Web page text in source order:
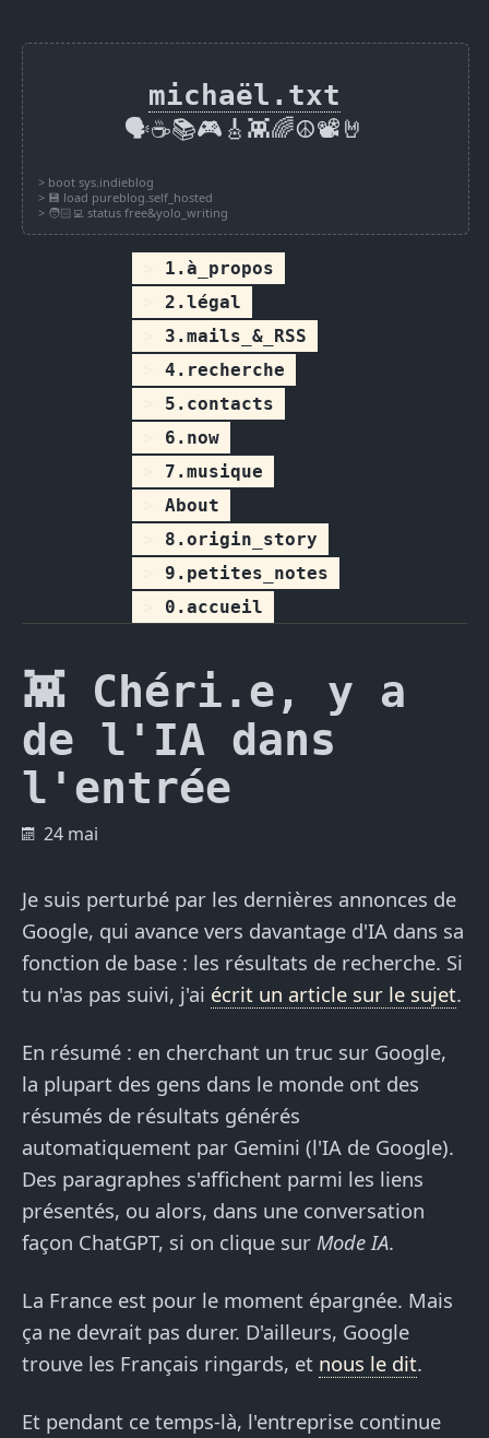
michaël.txt
🗣️☕📚🎮🎸👾🌈☮️📽️🤘
1.à_propos
2.légal
3.mails_&_RSS
4.recherche
5.contacts
6.now
7.musique
About
8.origin_story
9.petites_notes
0.accueil
👾 Chéri.e, y a
de l'IA dans
l'entrée
24 mai
Je suis perturbé par les dernières annonces de
Google, qui avance vers davantage d'IA dans sa
fonction de base : les résultats de recherche. Si
tu n'as pas suivi, j'ai écrit un article sur le sujet.
En résumé : en cherchant un truc sur Google,
la plupart des gens dans le monde ont des
résumés de résultats générés
automatiquement par Gemini (l'IA de Google).
Des paragraphes s'affichent parmi les liens
présentés, ou alors, dans une conversation
façon ChatGPT, si on clique sur Mode IA.
La France est pour le moment épargnée. Mais
ça ne devrait pas durer. D'ailleurs, Google
trouve les Français ringards, et nous le dit.
Et pendant ce temps-là, l'entreprise continue